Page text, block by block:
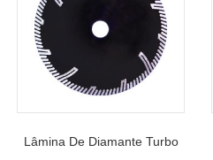
Lâmina De Diamante Turbo